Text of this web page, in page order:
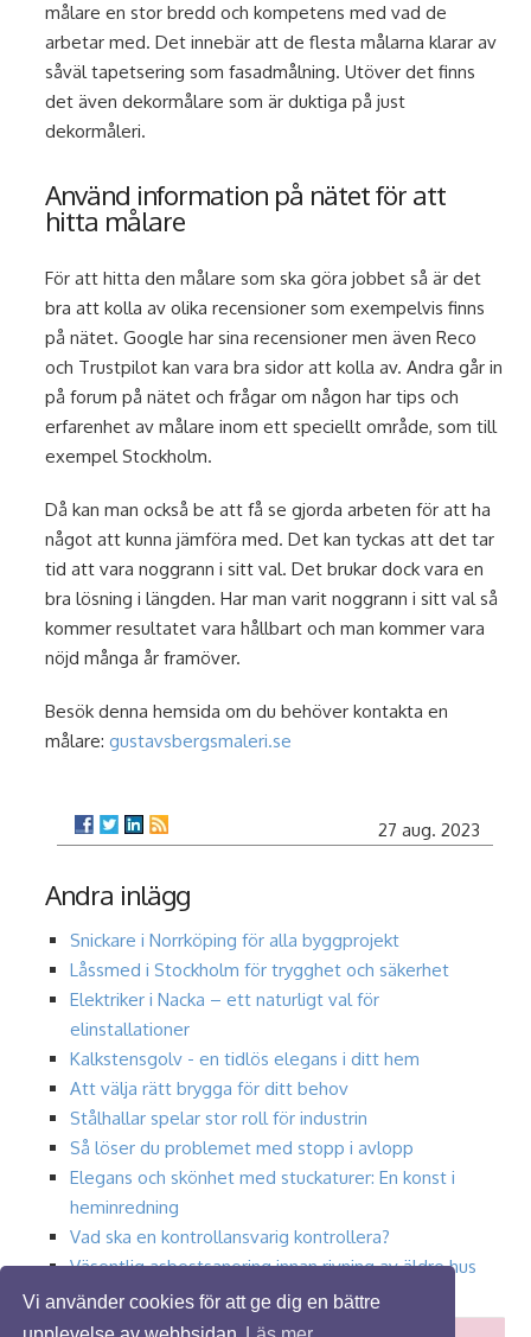
Vi använder cookies för att ge dig en bättre
målare en stor bredd och kompetens med vad de
arbetar med. Det innebär att de flesta målarna klarar av
såväl tapetsering som fasadmålning. Utöver det finns
det även dekormålare som är duktiga på just
dekormåleri.
Använd information på nätet för att
hitta målare
För att hitta den målare som ska göra jobbet så är det
bra att kolla av olika recensioner som exempelvis finns
på nätet. Google har sina recensioner men även Reco
och Trustpilot kan vara bra sidor att kolla av. Andra går in
på forum på nätet och frågar om någon har tips och
erfarenhet av målare inom ett speciellt område, som till
exempel Stockholm.
Då kan man också be att få se gjorda arbeten för att ha
något att kunna jämföra med. Det kan tyckas att det tar
tid att vara noggrann i sitt val. Det brukar dock vara en
bra lösning i längden. Har man varit noggrann i sitt val så
kommer resultatet vara hållbart och man kommer vara
nöjd många år framöver.
Besök denna hemsida om du behöver kontakta en
målare:gustavsbergsmaleri.se
27 aug. 2023
Andra inlägg
Snickare i Norrköping för alla byggprojekt
Låssmed i Stockholm för trygghet och säkerhet
Elektriker i Nacka – ett naturligt val för
elinstallationer
Kalkstensgolv - en tidlös elegans i ditt hem
Att välja rätt brygga för ditt behov
Stålhallar spelar stor roll för industrin
Så löser du problemet med stopp i avlopp
Elegans och skönhet med stuckaturer: En konst i
heminredning
Vad ska en kontrollansvarig kontrollera?
Väsentlig asbestsanering innan rivning av äldre hus
i Linköping